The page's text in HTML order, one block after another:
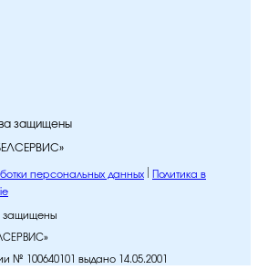
защищены
персональных данных
Политика в
защищены
№ 100640101 выдано 14.05.2001